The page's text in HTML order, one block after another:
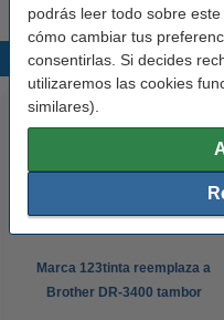
podrás leer todo sobre
cómo cambiar tus
consentirlas. Si decides
utilizaremos las cookies
similares).
Marca 123tinta reemplaza a
Brother DR-3400 tambor